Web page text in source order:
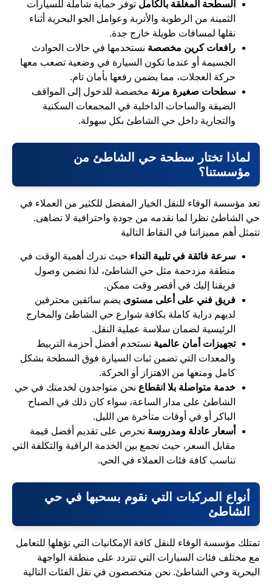
السطحة المغلقة بالكامل توفر حماية شاملة للسيارات
الثمينة من الرطوبة والأتربة وعوامل الجو البحرية أثناء
نقلها لمسافات طويلة خارج جدة.
رافعات كرين مخصصة نستخدمها في حالات الحوادث
الجسيمة أو عندما تكون السيارة في وضعية تصعب معها
حركة العجلات، مما يضمن رفعها بأمان تام.
سطحات صغيرة مرنة مخصصة للدخول إلى المواقف
الضيقة والساحات الداخلية في المجمعات السكنية
والتجارية داخل حي الشاطئ بكل سهولة.
لماذا تختار سطحة حي الشاطئ من
مؤسستنا؟
تعد مؤسسة الوفاء للنقل الخيار المفضل للكثير من العملاء في
حي الشاطئ نظرا لما نقدمه من جودة واحترافية لا تضاهى.
تتمثل أهم مميزاتنا في النقاط التالية
سرعة فائقة في تلبية النداء حيث ندرك أهمية الوقت في
منطقة مزدحمة مثل حي الشاطئ، لذا نضمن وصول
فريقنا إليك في أقصر وقت ممكن.
فريق فني على أعلى مستوى يضم سائقين محترفين
لديهم دراية كاملة بكافة شوارع حي الشاطئ والمخارج
الرئيسية لضمان سلاسة عملية النقل.
تجهيزات أمان عالمية نستخدم أفضل أحزمة التربيط
والمعدات التي تضمن ثبات السيارة فوق السطحة بشكل
كامل ومنعها من الاهتزاز أو الحركة.
خدمة متواصلة بلا انقطاع نحن متواجدون لخدمتك في حي
الشاطئ على مدار الساعة، سواء كان ذلك في الصباح
الباكر أو في أوقات متأخرة من الليل.
أسعار عادلة ومدروسة نحرص على تقديم أفضل قيمة
مقابل السعر، حيث نجمع بين الخدمة الراقية والتكلفة التي
تناسب كافة فئات العملاء في الحي.
أنواع المركبات التي نقوم بسحبها في حي
الشاطئ
تمتلك مؤسسة الوفاء للنقل كافة الإمكانيات التي تؤهلها للتعامل
مع مختلف فئات السيارات التي تتردد على منطقة الواجهة
البحرية وحي الشاطئ. نحن متخصصون في نقل الفئات التالية